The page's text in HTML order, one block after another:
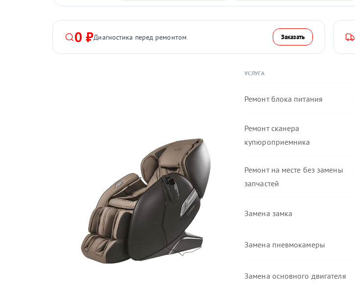
0 ₽Диагностика перед ремонтом Заказать
УСЛУГА
Ремонт блока питания
Ремонт сканера
купюроприемника
Ремонт на месте без замены
запчастей
Замена замка
Замена пневмокамеры
Замена основного двигателя